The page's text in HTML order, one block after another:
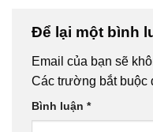
Để lại một bình
Email của bạn sẽ
Các trường bắt buộc
Bình luận *